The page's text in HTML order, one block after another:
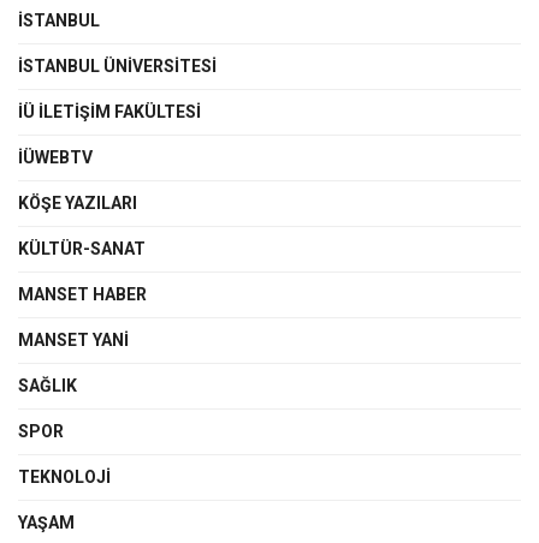
İSTANBUL
İSTANBUL ÜNIVERSITESI
İÜ İLETIŞIM FAKÜLTESI
İÜWEBTV
KÖŞE YAZILARI
KÜLTÜR-SANAT
MANSET HABER
MANSET YANI
SAĞLIK
SPOR
TEKNOLOJI
YAŞAM